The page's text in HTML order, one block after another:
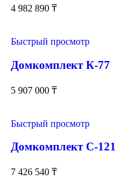
4 982 890 ₸
Быстрый просмотр
Домкомплект К-77
5 907 000 ₸
Быстрый просмотр
Домкомплект С-121
7 426 540 ₸